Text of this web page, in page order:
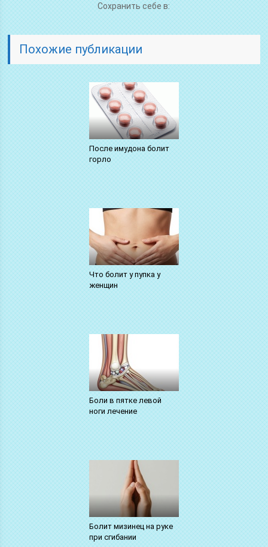
Сохранить себе в:
Похожие публикации
После имудона болит
горло
Что болит у пупка у
женщин
Боли в пятке левой
ноги лечение
Болит мизинец на руке
при сгибании